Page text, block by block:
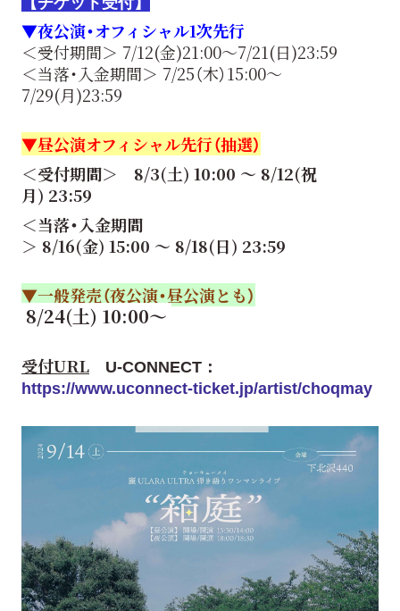
▼夜公演・オフィシャル1次先行
＜受付期間＞ 7/12(金)21:00～7/21(日)23:59
＜当落・入金期間＞ 7/25（木）15:00〜
7/29(月)23:59
▼昼公演オフィシャル先行（抽選）
＜受付期間＞ 8/3(土) 10:00 ～ 8/12(祝
月) 23:59
＜当落・入金期間
＞ 8/16(金) 15:00 ～ 8/18(日) 23:59
▼一般発売（夜公演・昼公演とも）
8/24(土) 10:00～
受付URL
U-CONNECT：
https://www.uconnect-ticket.jp/artist/choqmay